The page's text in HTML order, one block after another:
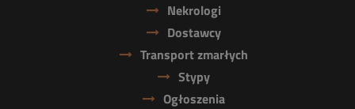
Nekrologi
Dostawcy
Transport zmarłych
Stypy
Ogłoszenia